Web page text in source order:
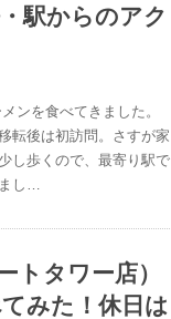
駅からのアク
ンを食べてきました。
転後は初訪問。さすが家
し歩くので、最寄り駅で
し…
トタワー店）
みた！休日は